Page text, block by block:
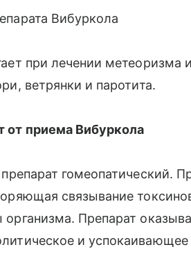
Вибуркола
при лечении метеоризма
ветрянки и паротита.
от приема Вибуркола
гомеопатический.
связывание
Препарат
и